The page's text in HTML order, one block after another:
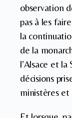
observation
pas à les
la
de la
l’Alsace et
décisions
ministères et